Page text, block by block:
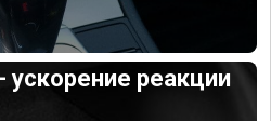
реакции